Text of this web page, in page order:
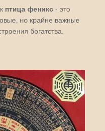
птица феникс - это
но крайне важные
богатства.